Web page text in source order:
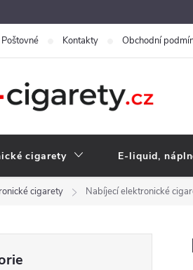
Poštovné Kontakty Obchodní
cigarety E-liquid,
cigarety Nabíjecí elektronické